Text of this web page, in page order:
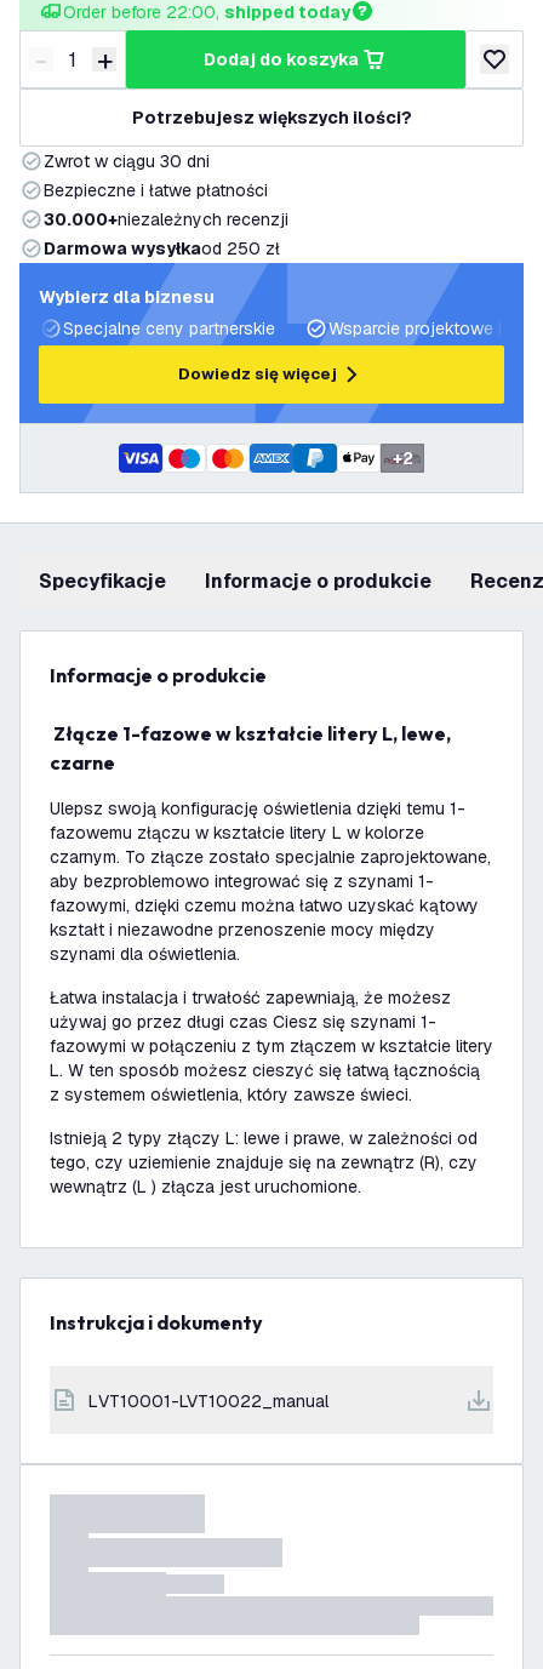
Order before 22:00, shipped today
Zmniejsz ilość
- Zwiększ ilość
+ dodaj do koszyka
dodaj
Potrzebujesz większych ilości?
Zwrot w ciągu 30 dni
Bezpieczne i łatwe płatności
30.000+niezależnych recenzji
Darmowa wysyłkaod 250 zł
Wybierz dla biznesu
Specjalne ceny partnerskie
Wsparcie projektowe i
Dowiedz się więcej
+2
Specyfikacje informacje o produkcie
informacje o produkcie
Złącze 1-fazowe w kształcie litery L, lewe,
czarne
Ulepsz swoją konfigurację oświetlenia dzięki temu 1-
fazowemu złączu w kształcie litery L w kolorze
czarnym. To złącze zostało specjalnie zaprojektowane,
aby bezproblemowo integrować się z szynami 1-
fazowymi, dzięki czemu można łatwo uzyskać kątowy
kształt i niezawodne przenoszenie mocy między
szynami dla oświetlenia.
Łatwa instalacja i trwałość zapewniają, że możesz
używaj go przez długi czas Ciesz się szynami 1-
fazowymi w połączeniu z tym złączem w kształcie litery
L. W ten sposób możesz cieszyć się łatwą łącznością
z systemem oświetlenia, który zawsze świeci.
Istnieją 2 typy złączy L: lewe i prawe, w zależności od
tego, czy uziemienie znajduje się na zewnątrz (R), czy
wewnątrz (L ) złącza jest uruchomione.
Instrukcja i dokumenty
LVT10001-LVT10022_manual